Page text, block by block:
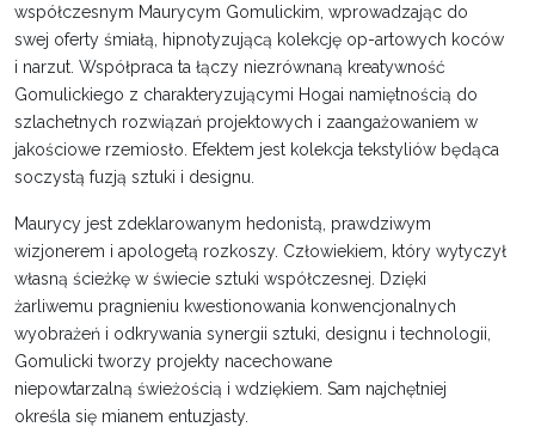
współczesnym Maurycym Gomulickim, wprowadzając do
swej oferty śmiałą, hipnotyzującą kolekcję op-artowych koców
i narzut. Współpraca ta łączy niezrównaną kreatywność
Gomulickiego z charakteryzującymi Hogai namiętnością do
szlachetnych rozwiązań projektowych i zaangażowaniem w
jakościowe rzemiosło. Efektem jest kolekcja tekstyliów będąca
soczystą fuzją sztuki i designu.
Maurycy jest zdeklarowanym hedonistą, prawdziwym
wizjonerem i apologetą rozkoszy. Człowiekiem, który wytyczył
własną ścieżkę w świecie sztuki współczesnej. Dzięki
żarliwemu pragnieniu kwestionowania konwencjonalnych
wyobrażeń i odkrywania synergii sztuki, designu i technologii,
Gomulicki tworzy projekty nacechowane
niepowtarzalną świeżością i wdziękiem. Sam najchętniej
określa się mianem entuzjasty.